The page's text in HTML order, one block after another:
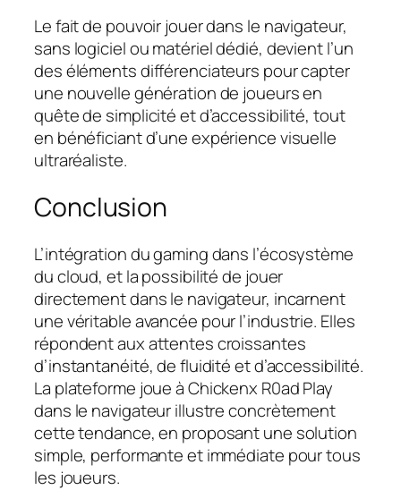
Le fait de pouvoir jouer dans le navigateur,
sans logiciel ou matériel dédié, devient l’un
des éléments différenciateurs pour capter
une nouvelle génération de joueurs en
quête de simplicité et d’accessibilité, tout
en bénéficiant d’une expérience visuelle
ultraréaliste.
Conclusion
L’intégration du gaming dans l’écosystème
du cloud, et la possibilité de jouer
directement dans le navigateur, incarnent
une véritable avancée pour l’industrie. Elles
répondent aux attentes croissantes
d’instantanéité, de fluidité et d’accessibilité.
La plateforme joue à Chickenx R0ad Play
dans le navigateur illustre concrètement
cette tendance, en proposant une solution
simple, performante et immédiate pour tous
les joueurs.